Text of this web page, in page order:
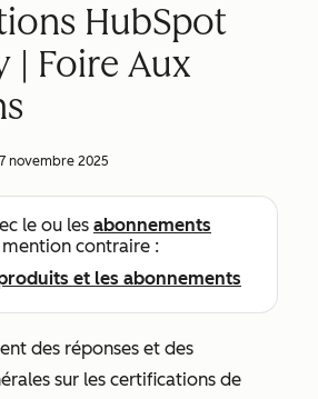
HubSpot
| Foire Aux
novembre 2025
le ou les abonnements
contraire :
et les abonnements
des réponses et des
sur les certifications de